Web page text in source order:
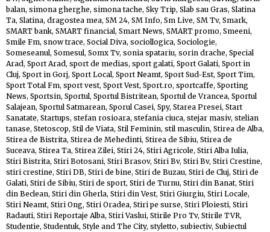
balan, simona gherghe, simona tache, Sky Trip, Slab sau Gras, Slatina
Ta, Slatina, dragostea mea, SM 24, SM Info, Sm Live, SM Tv, Smark,
SMART bank, SMART financial, Smart News, SMART promo, Smeeni,
Smile Fm, snow trace, Social Diva, sociollogica, Sociologie,
Someseanul, Somesul, Somx Tv, sonia spatariu, sorin drache, Special
Arad, Sport Arad, sport de medias, sport galati, Sport Galati, Sport in
Cluj, Sport in Gorj, Sport Local, Sport Neamt, Sport Sud-Est, Sport Tim,
Sport Total Fm, sport vest, Sport Vest, Sport.ro, sportcaffe, Sporting
News, Sportsin, Sportul, Sportul Bistritean, Sportul de Vrancea, Sportul
Salajean, Sportul Satmarean, Sporul Casei, Spy, Starea Presei, Start
Sanatate, Startups, stefan rosioara, stefania ciuca, stejar masiv, stelian
tanase, Stetoscop, Stil de Viata, Stil Feminin, stil masculin, Stirea de Alba,
Stirea de Bistrita, Stirea de Mehedinti, Stirea de Sibiu, Stirea de
Suceava, Stirea Ta, Stirea Zilei, Stiri 24, Stiri Agricole, Stiri Alba Iulia,
Stiri Bistrita, Stiri Botosani, Stiri Brasov, Stiri Bv, Stiri Bv, Stiri Crestine,
stiri crestine, Stiri DB, Stiri de bine, Stiri de Buzau, Stiri de Cluj, Stiri de
Galati, Stiri de Sibiu, Stiri de sport, Stiri de Turnu, Stiri din Banat, Stiri
din Beclean, Stiri din Gherla, Stiri din Vest, Stiri Giurgiu, Stiri Locale,
Stiri Neamt, Stiri Ong, Stiri Oradea, Stiri pe surse, Stiri Ploiesti, Stiri
Radauti, Stiri Reportaje Alba, Stiri Vaslui, Stirile Pro Tv, Stirile TVR,
Studentie, Studentuk, Style and The City, styletto, subiectiv, Subiectul